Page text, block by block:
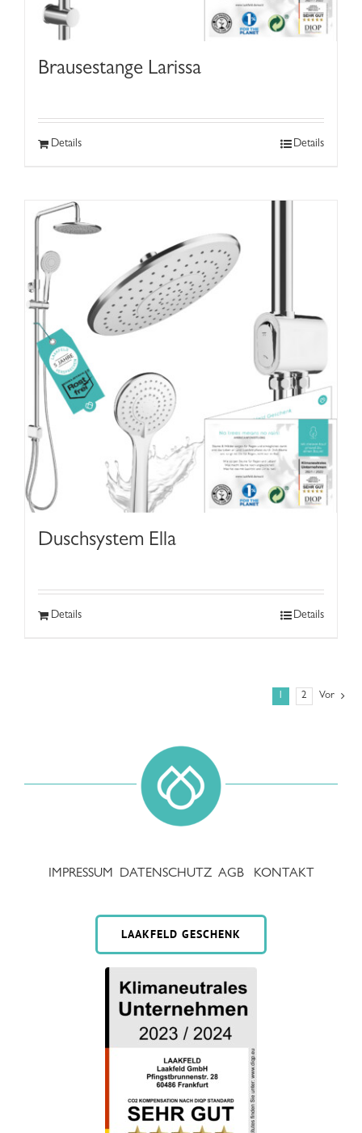
Brausestange Larissa
Details Details
Duschsystem Ella
Details Details
1 2 Vor
IMPRESSUM DATENSCHUTZ AGB KONTAKT
LAAKFELD GESCHENK